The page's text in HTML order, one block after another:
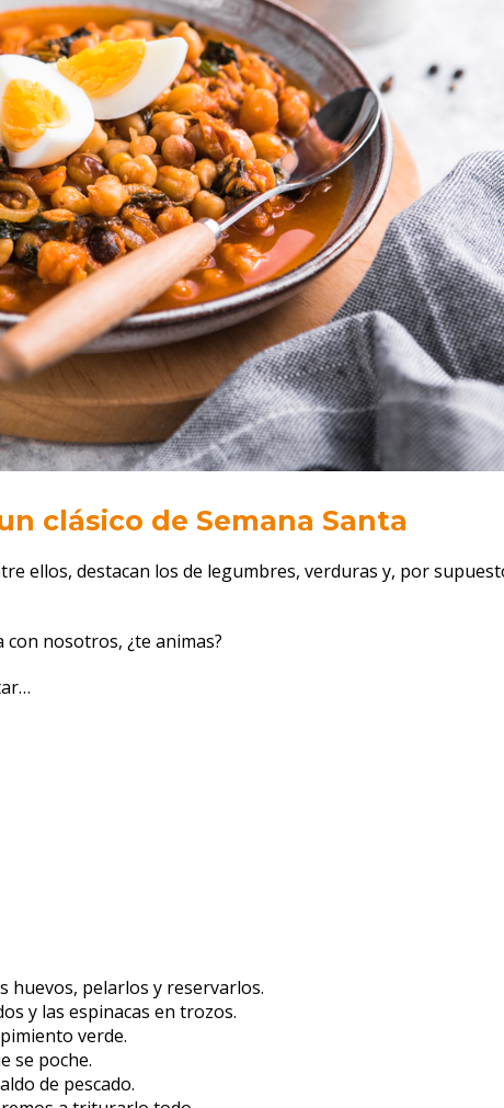
clásico de Semana Santa
ellos, destacan los de legumbres, verduras y, por
nosotros, ¿te animas?
huevos, pelarlos y reservarlos.
y las espinacas en trozos.
verde.
se poche.
de pescado.